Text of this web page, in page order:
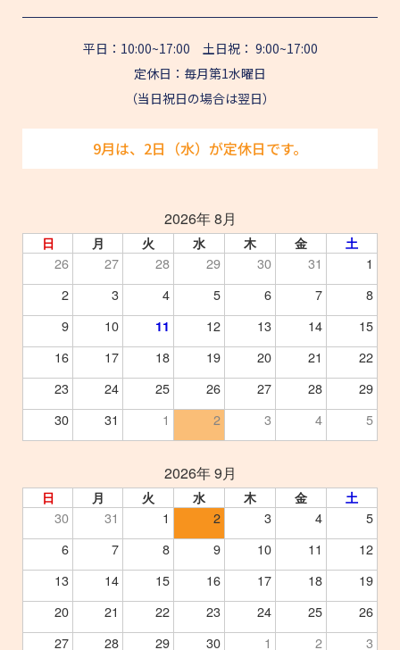
平日：10:00~17:00 土日祝： 9:00~17:00
定休日：毎月第1水曜日
（当日祝日の場合は翌日）
9月は、2日（水）が定休日です。
2026年 8月
日 月 火 水 木 金 土
26 27 28 29 30 31
1
2
3 4 5 6 7
8
9
10 11 12 13 14
15
16
17 18 19 20 21
22
23
24 25 26 27 28
29
30
31 1 2 3 4 5
2026年 9月
日 月 火 水 木 金 土
30 31 1 2 3 4
5
6
7 8 9 10 11
12
13
14 15 16 17 18
19
20
21 22 23 24 25
26
27
28 29 30 1 2 3